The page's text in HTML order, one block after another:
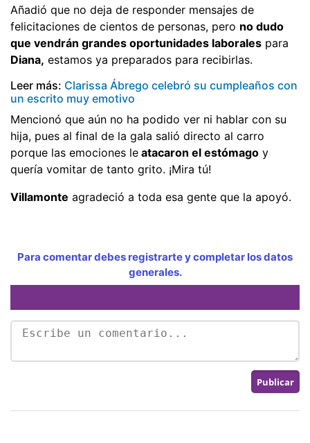
Añadió que no deja de responder mensajes de
felicitaciones de cientos de personas, pero  no dudo
que vendrán grandes oportunidades laborales para
Diana, estamos ya preparados para recibirlas.
Leer más: Clarissa Ábrego celebró su cumpleaños con
un escrito muy emotivo
Mencionó que aún no ha podido ver ni hablar con su
hija, pues al final de la gala salió directo al carro
porque las emociones le atacaron el estómago y
quería vomitar de tanto grito. ¡Mira tú!
Villamonte agradeció a toda esa gente que la apoyó.
Para comentar debes registrarte y completar los datos
generales.